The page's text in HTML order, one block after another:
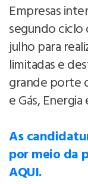
Empresas
segundo ciclo
julho para
limitadas e
grande porte
e Gás,
As
por meio da
AQUI.